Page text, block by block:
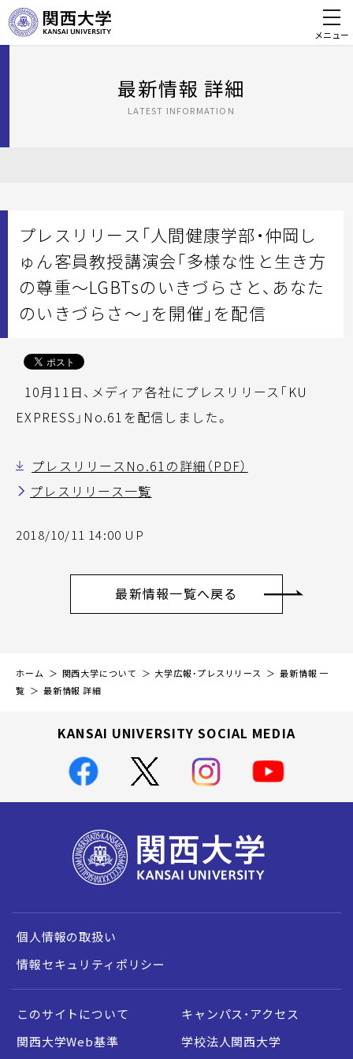
メニュー
最新情報 詳細
LATEST INFORMATION
プレスリリース「人間健康学部・仲岡し
ゅん客員教授講演会「多様な性と生き方
の尊重～LGBTsのいきづらさと、あなた
のいきづらさ～」を開催」を配信
10月11日、メディア各社にプレスリリース「KU
EXPRESS」No.61を配信しました。
プレスリリースNo.61の詳細（PDF）
プレスリリース一覧
2018/10/11 14:00 UP
最新情報一覧へ戻る
ホーム 関西大学について 大学広報・プレスリリース
最新情報 一
覧
最新情報 詳細
KANSAI UNIVERSITY SOCIAL MEDIA
個人情報の取扱い
情報セキュリティポリシー
このサイトについて
キャンパス・アクセス
関西大学Web基準
学校法人関西大学